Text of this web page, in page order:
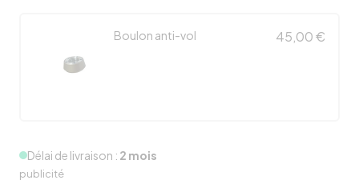
Boulon anti-vol 45,00 €
Délai de livraison : 2 mois
publicité